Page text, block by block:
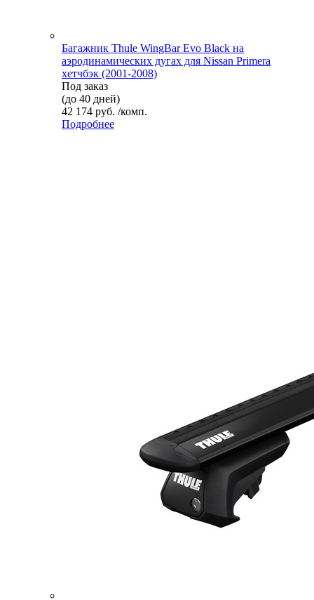
Багажник Thule WingBar Evo Black на
аэродинамических дугах для Nissan Primera
хетчбэк (2001-2008)
Под заказ
(до 40 дней)
42 174 руб. /комп.
Подробнее